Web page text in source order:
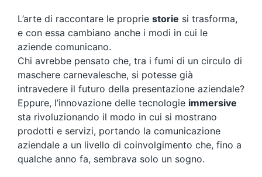
L’arte di raccontare le proprie storie si trasforma,
e con essa cambiano anche i modi in cui le
aziende comunicano.
Chi avrebbe pensato che, tra i fumi di un circulo di
maschere carnevalesche, si potesse già
intravedere il futuro della presentazione aziendale?
Eppure, l’innovazione delle tecnologie immersive
sta rivoluzionando il modo in cui si mostrano
prodotti e servizi, portando la comunicazione
aziendale a un livello di coinvolgimento che, fino a
qualche anno fa, sembrava solo un sogno.